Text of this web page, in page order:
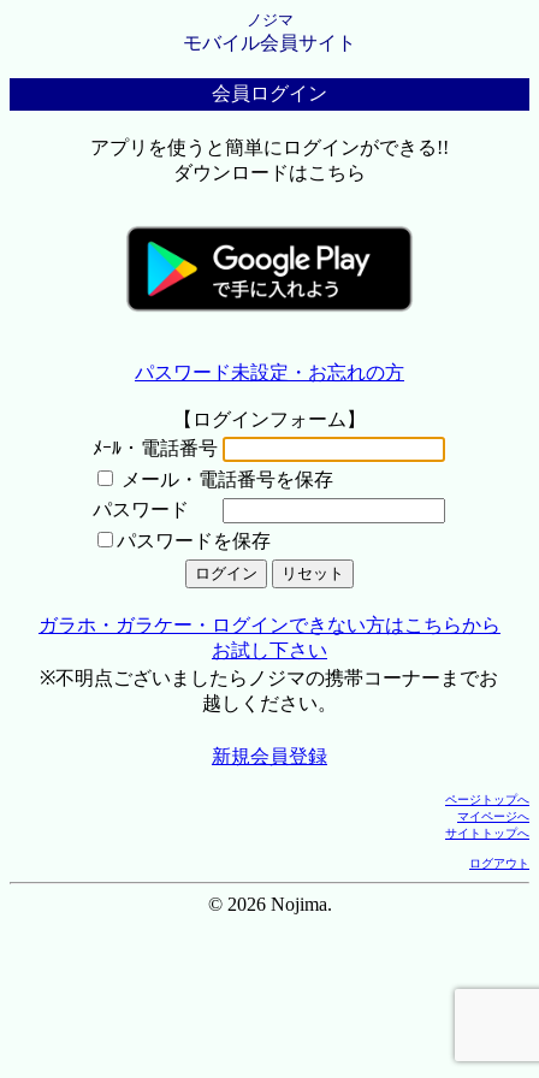
ノジマ
モバイル会員サイト
会員ログイン
アプリを使うと簡単にログインができる!!
ダウンロードはこちら
パスワード未設定・お忘れの方
【ログインフォーム】
ﾒｰﾙ・電話番号
メール・電話番号を保存
パスワード
パスワードを保存
ガラホ・ガラケー・ログインできない方はこちらから
お試し下さい
※不明点ございましたらノジマの携帯コーナーまでお
越しください。
新規会員登録
ページトップへ
マイページへ
サイトトップへ
ログアウト
© 2026 Nojima.